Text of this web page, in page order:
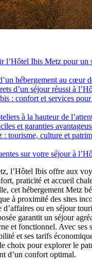
l’Hôtel Ibis Metz pour un
hébergement au cœur
d’un séjour réussi à
: confort et services
à la hauteur de
et garanties
: tourisme, culture et
sur votre séjour à
l’Hôtel Ibis offre aux
praticité et accueil
cet hébergement Metz
à proximité des sites
d’affaires ou en séjour
garantit un séjour
et fonctionnel. Avec ses
et ses tarifs
choix pour explorer le
d’un confort optimal.